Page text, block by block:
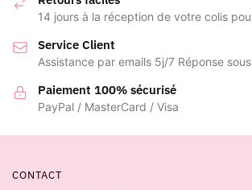
14 jours à la réception de votre colis
Service Client
Assistance par emails 5j/7 Réponse
Paiement 100% sécurisé
PayPal / MasterCard / Visa
CONTACT